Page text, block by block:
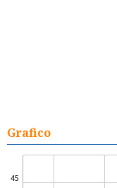
Grafico
45